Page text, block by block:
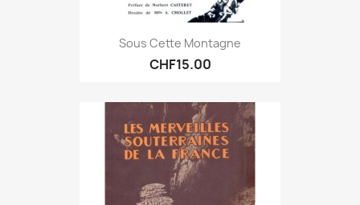
Sous Cette Montagne
CHF15.00